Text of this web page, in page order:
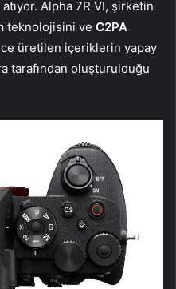
Alpha 7R VI, şirketin
teknolojisini ve C2PA
üretilen içeriklerin yapay
tarafından oluşturulduğu